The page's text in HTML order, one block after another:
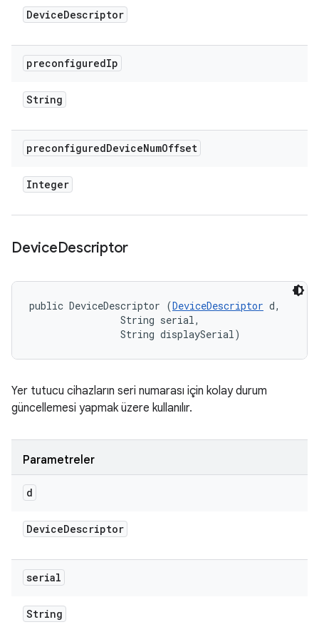
DeviceDescriptor
preconfiguredIp
String
preconfiguredDeviceNumOffset
Integer
DeviceDescriptor
public DeviceDescriptor (DeviceDescriptor d,
                String serial,
                String displaySerial)
Yer tutucu cihazların seri numarası için kolay durum
güncellemesi yapmak üzere kullanılır.
Parametreler
d
DeviceDescriptor
serial
String